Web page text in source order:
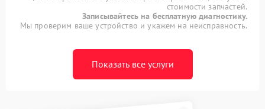
стоимости запчастей.
Записывайтесь на бесплатную диагностику.
Мы проверим ваше устройство и укажем на неисправность.
Показать все услуги